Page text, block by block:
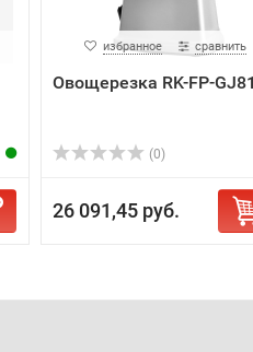
избранное сравнить
Овощерезка RK-FP-
(0)
26 091,45 руб.